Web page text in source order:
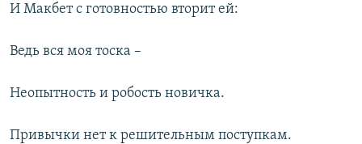
И Макбет с готовностью вторит ей:
Ведь вся моя тоска –
Неопытность и робость новичка.
Привычки нет к решительным поступкам.